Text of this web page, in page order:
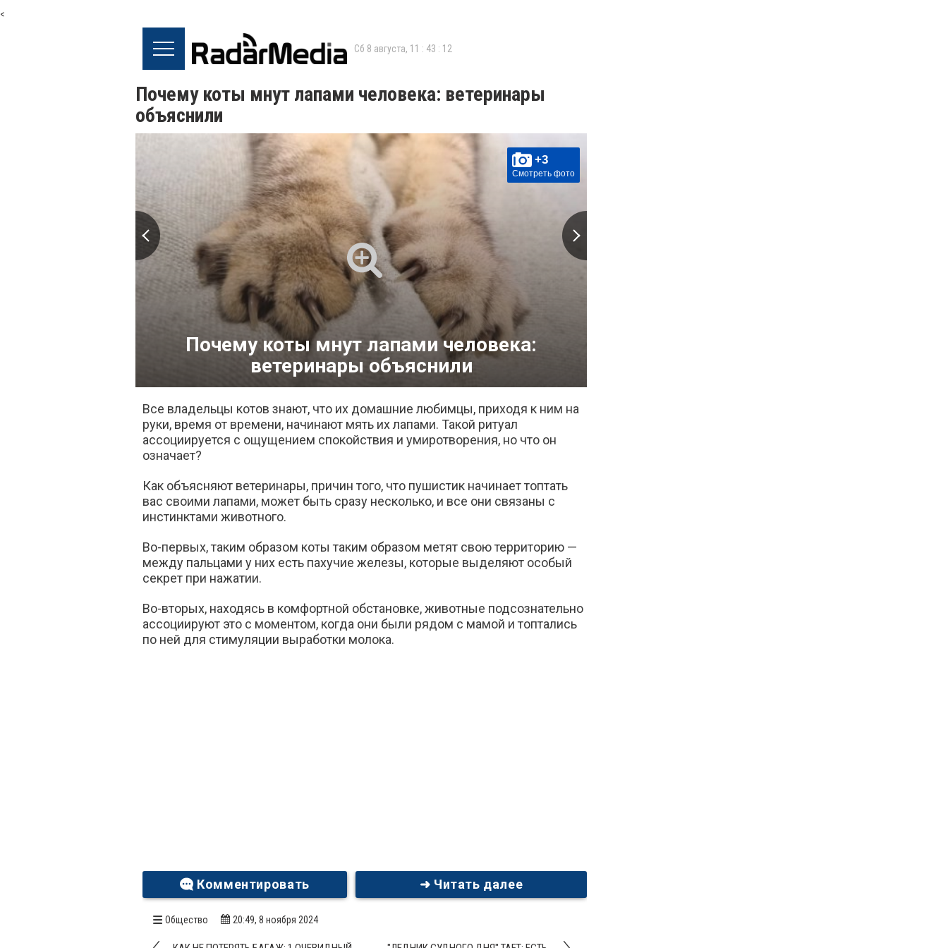
<
Сб 8 августа, 11 : 43 : 12
Почему коты мнут лапами человека: ветеринары
объяснили
+3
Смотреть фото
Почему коты мнут лапами человека:
ветеринары объяснили
Все владельцы котов знают, что их домашние любимцы, приходя к ним на
руки, время от времени, начинают мять их лапами. Такой ритуал
ассоциируется с ощущением спокойствия и умиротворения, но что он
означает?
Как объясняют ветеринары, причин того, что пушистик начинает топтать
вас своими лапами, может быть сразу несколько, и все они связаны с
инстинктами животного.
Во-первых, таким образом коты таким образом метят свою территорию —
между пальцами у них есть пахучие железы, которые выделяют особый
секрет при нажатии.
Во-вторых, находясь в комфортной обстановке, животные подсознательно
ассоциируют это с моментом, когда они были рядом с мамой и топтались
по ней для стимуляции выработки молока.
Комментировать ➜ Читать далее
Общество 20:49, 8 ноября 2024